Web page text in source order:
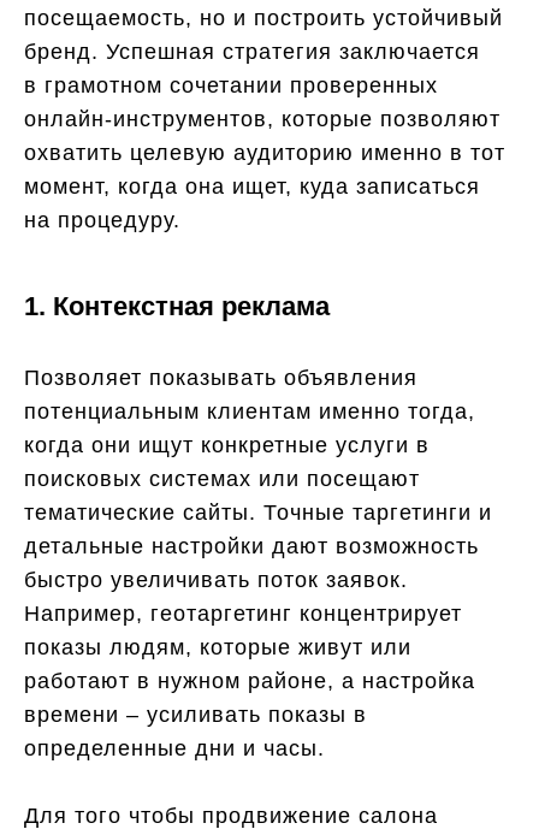
посещаемость, но и построить устойчивый
бренд. Успешная стратегия заключается
в грамотном сочетании проверенных
онлайн-инструментов, которые позволяют
охватить целевую аудиторию именно в тот
момент, когда она ищет, куда записаться
на процедуру.
1. Контекстная реклама
Позволяет показывать объявления
потенциальным клиентам именно тогда,
когда они ищут конкретные услуги в
поисковых системах или посещают
тематические сайты. Точные таргетинги и
детальные настройки дают возможность
быстро увеличивать поток заявок.
Например, геотаргетинг концентрирует
показы людям, которые живут или
работают в нужном районе, а настройка
времени – усиливать показы в
определенные дни и часы.
Для того чтобы продвижение салона